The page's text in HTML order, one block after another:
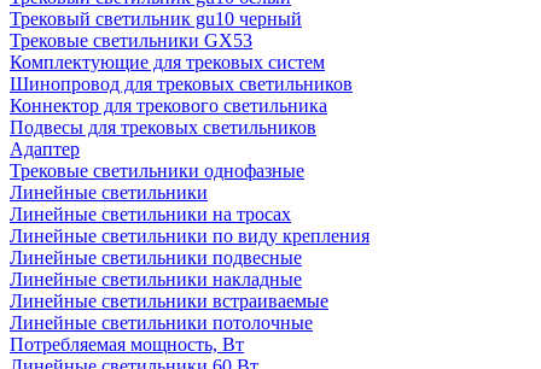
Трековый светильник gu10 черный
Трековые светильники GX53
Комплектующие для трековых систем
Шинопровод для трековых светильников
Коннектор для трекового светильника
Подвесы для трековых светильников
Адаптер
Трековые светильники однофазные
Линейные светильники
Линейные светильники на тросах
Линейные светильники по виду крепления
Линейные светильники подвесные
Линейные светильники накладные
Линейные светильники встраиваемые
Линейные светильники потолочные
Потребляемая мощность, Вт